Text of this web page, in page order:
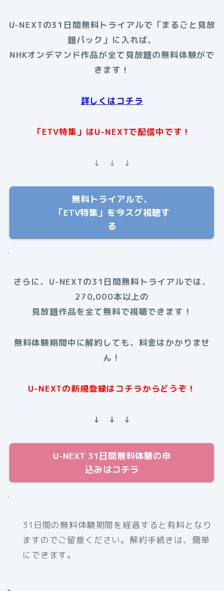
U-NEXTの31日間無料トライアルで「まるごと見放
題パック」に入れば、
NHKオンデマンド作品が全て見放題の無料体験がで
きます！
詳しくはコチラ
「ETV特集」はU-NEXTで配信中です！
↓ ↓ ↓
無料トライアルで、
「ETV特集」を今スグ視聴す
る
.
さらに、U-NEXTの31日間無料トライアルでは、
270,000本以上の
見放題作品を全て無料で視聴できます！
無料体験期間中に解約しても、料金はかかりませ
ん！
U-NEXTの新規登録はコチラからどうぞ！
↓ ↓ ↓
U-NEXT 31日間無料体験の申
込みはコチラ
.
31日間の無料体験期間を経過すると有料となり
ますのでご留意ください。解約手続きは、簡単
にできます。